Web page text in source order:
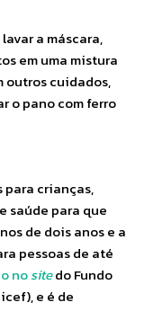
a máscara,
em uma mistura
outros cuidados,
o pano com ferro
crianças,
saúde para que
de dois anos e a
pessoas de até
nositedo Fundo
e é de